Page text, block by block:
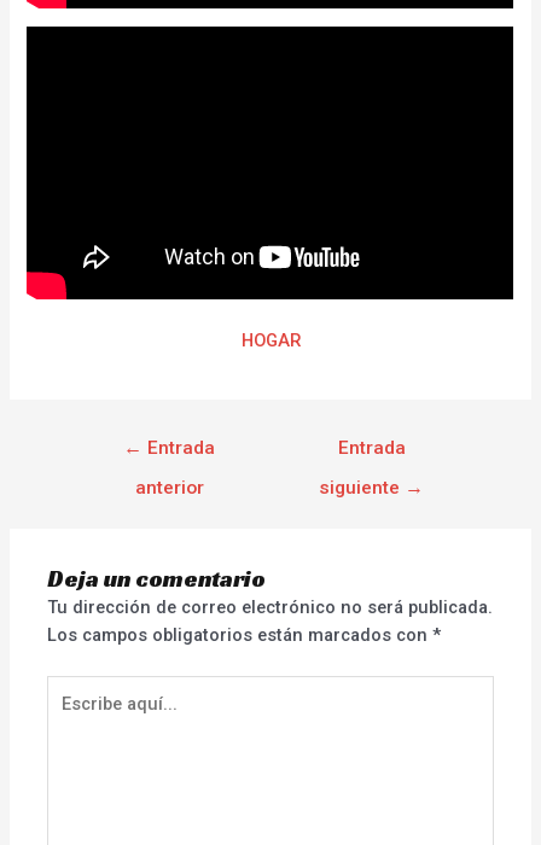
HOGAR
← Entrada
anterior
Entrada
siguiente →
Deja un comentario
Tu dirección de correo electrónico no será publicada.
Los campos obligatorios están marcados con*
aquí...